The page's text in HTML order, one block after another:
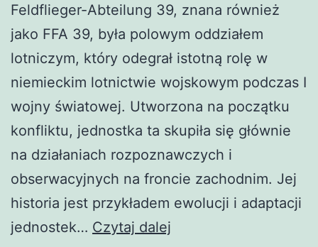
Feldflieger-Abteilung 39, znana również
jako FFA 39, była polowym oddziałem
lotniczym, który odegrał istotną rolę w
niemieckim lotnictwie wojskowym podczas I
wojny światowej. Utworzona na początku
konfliktu, jednostka ta skupiła się głównie
na działaniach rozpoznawczych i
obserwacyjnych na froncie zachodnim. Jej
historia jest przykładem ewolucji i adaptacji
jednostek… Czytaj dalej